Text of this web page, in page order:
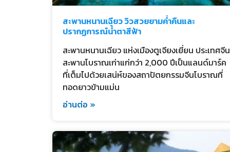
สะพานหนานเฉียว วิวสวยยามค่ำคืนและ
ปรากฏการณ์น้ำตาสีฟ้า
สะพานหนานเฉียว แห่งเมืองตูเจียงเยี่ยน ประเทศจีน
สะพานโบราณเก่าแก่กว่า 2,000 ปีเป็นแลนด์มาร์ค
ที่เต็มไปด้วยเสน่ห์ของสถาปัตยกรรมจีนโบราณที่
ทอดยาวข้ามแม่น
อ่านต่อ »